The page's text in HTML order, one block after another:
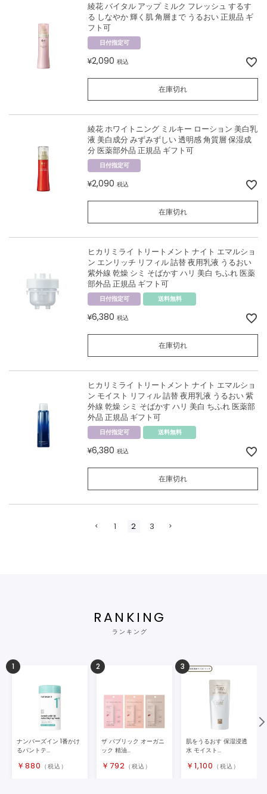
綾花 バイタル アップ ミルク フレッシュ するす
る しなやか 輝く肌 角層まで うるおい 正規品 ギ
フト可
日付指定可
¥2,090 税込
在庫切れ
綾花 ホワイトニング ミルキー ローション 美白乳
液 美白成分 みずみずしい 透明感 角質層 保湿成
分 医薬部外品 正規品 ギフト可
日付指定可
¥2,090 税込
在庫切れ
ヒカリミライ トリートメント ナイト エマルショ
ン エンリッチ リフィル 詰替 夜用乳液 うるおい
紫外線 乾燥 シミ そばかす ハリ 美白 ちふれ 医薬
部外品 正規品 ギフト可
日付指定可 送料無料
¥6,380 税込
在庫切れ
ヒカリミライ トリートメント ナイト エマルショ
ン モイスト リフィル 詰替 夜用乳液 うるおい 紫
外線 乾燥 シミ そばかす ハリ 美白 ちふれ 医薬部
外品 正規品 ギフト可
日付指定可 送料無料
¥6,380 税込
在庫切れ
1 2 3
RANKING
ランキング
1
ナンバーズイン 1番かけ
るパントテ...
￥ 880 （税込）
2
ザ パブリック オーガニ
ック 精油...
￥ 792 （税込）
3
肌をうるおす 保湿浸透
水 モイスト...
￥ 1,100 （税込）